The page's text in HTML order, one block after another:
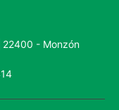
22400 - Monzón